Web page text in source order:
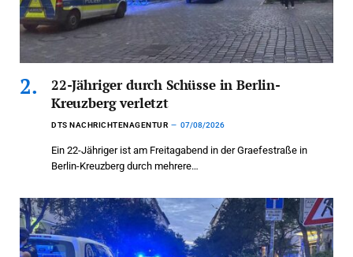
22-Jähriger durch Schüsse in Berlin-
Kreuzberg verletzt
DTS NACHRICHTENAGENTUR 07/08/2026
Ein 22-Jähriger ist am Freitagabend in der Graefestraße in
Berlin-Kreuzberg durch mehrere…